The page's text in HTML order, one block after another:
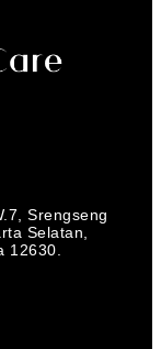
Srengseng
Selatan,
12630.